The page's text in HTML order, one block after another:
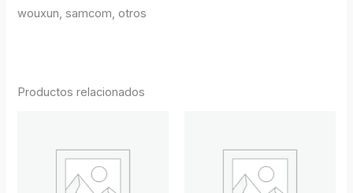
wouxun, samcom, otros
Productos relacionados